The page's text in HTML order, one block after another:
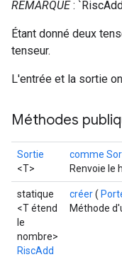
REMARQUE:
Étant donné deux
tenseur.
L'entrée et la sortie
Méthodes
Sortie
<T>
comme
Renvoie le
statique
<T étend
le
nombre>
RiscAdd
créer(
Méthode